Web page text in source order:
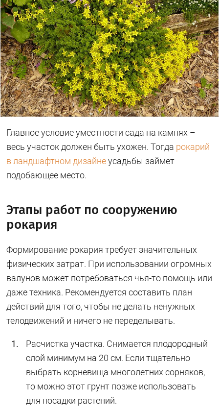
Главное условие уместности сада на камнях –
весь участок должен быть ухожен. Тогда рокарий
в ландшафтном дизайнеусадьбы займет
подобающее место.
Этапы работ по сооружению
рокария
Формирование рокария требует значительных
физических затрат. При использовании огромных
валунов может потребоваться чья-то помощь или
даже техника. Рекомендуется составить план
действий для того, чтобы не делать ненужных
телодвижений и ничего не переделывать.
Расчистка участка. Снимается плодородный
слой минимум на 20 см. Если тщательно
выбрать корневища многолетних сорняков,
то можно этот грунт позже использовать
для посадки растений.